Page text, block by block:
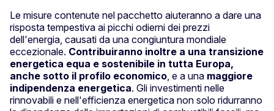
Le misure contenute nel pacchetto aiuteranno a dare una
risposta tempestiva ai picchi odierni dei prezzi
dell'energia, causati da una congiuntura mondiale
eccezionale. Contribuiranno inoltre a una transizione
energetica equa e sostenibile in tutta Europa,
anche sotto il profilo economico , e a una maggiore
indipendenza energetica. Gli investimenti nelle
rinnovabili e nell'efficienza energetica non solo ridurranno